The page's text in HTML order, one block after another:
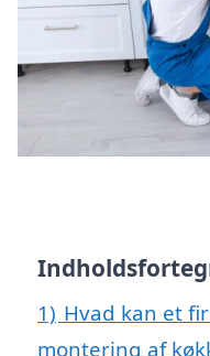
1) Hvad kan et
montering af